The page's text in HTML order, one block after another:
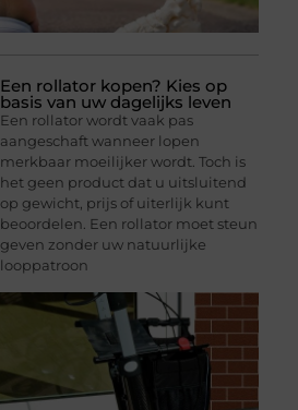
Een rollator kopen? Kies op
basis van uw dagelijks leven
Een rollator wordt vaak pas
aangeschaft wanneer lopen
merkbaar moeilijker wordt. Toch is
het geen product dat u uitsluitend
op gewicht, prijs of uiterlijk kunt
beoordelen. Een rollator moet steun
geven zonder uw natuurlijke
looppatroon